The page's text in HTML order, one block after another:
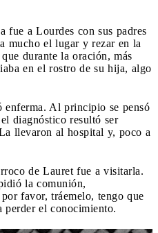
fue a Lourdes con sus padres
mucho el lugar y rezar en la
durante la oración, más
en el rostro de su hija, algo
enferma. Al principio se pensó
diagnóstico resultó ser
llevaron al hospital y, poco a
de Lauret fue a visitarla.
la comunión,
favor, tráemelo, tengo que
el conocimiento.